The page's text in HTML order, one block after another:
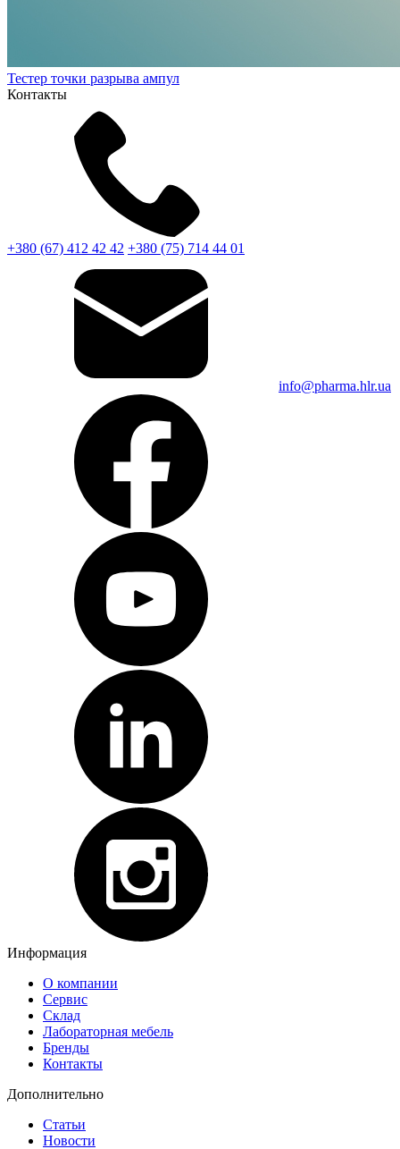
Тестер точки разрыва ампул
Контакты
+380 (67) 412 42 42 +380 (75) 714 44 01
info@pharma.hlr.ua
Информация
О компании
Сервис
Склад
Лабораторная мебель
Бренды
Контакты
Дополнительно
Статьи
Новости